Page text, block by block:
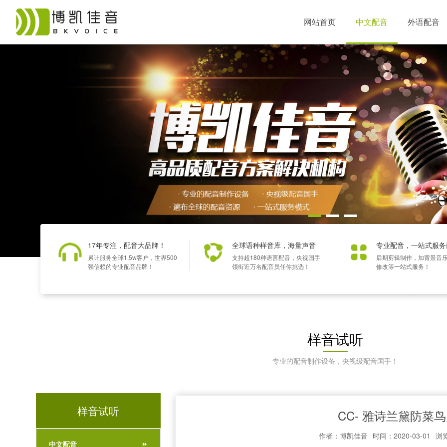
网站首页 中文配音 外语配音
17年专注，配音大品牌！
累计服务全球1.5w客户，世界500
强信赖的专业配音品牌！
全球语种样音库，海量声音
支持超180种语言配音，央视国手
领衔近万名配音员任你挑选！
专业配音，一站式服
后期剪辑制作，加背景音
修改等一站式服务！
样音试听
专业的配音制作设备，央视级配音国手！
样音试听
中文配音
CC- 雅诗兰黛防菜
作者：博凯佳音 时间：2020-03-01 浏